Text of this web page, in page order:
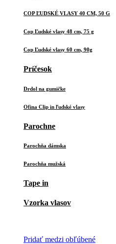
COP ĽUDSKÉ VLASY 40 CM, 50 G
Cop Ľudské vlasy 48 cm, 75 g
Cop Ľudské vlasy 60 cm, 90g
Príčesok
Drdol na gumičke
Ofina Clip in ľudské vlasy
Parochne
Parochňa dámska
Parochňa mužská
Tape in
Vzorka vlasov
Pridať medzi obľúbené